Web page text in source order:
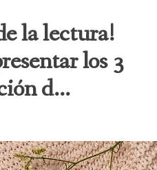
la lectura!
los 3
d...